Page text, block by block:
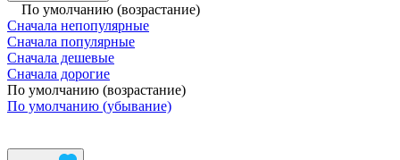
По умолчанию (возрастание)
Сначала непопулярные
Сначала популярные
Сначала дешевые
Сначала дорогие
По умолчанию (возрастание)
По умолчанию (убывание)